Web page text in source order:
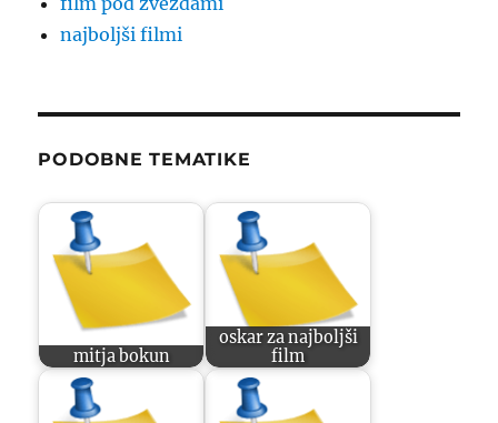
najboljši filmi
PODOBNE TEMATIKE
mitja bokun
oskar za najboljši
film